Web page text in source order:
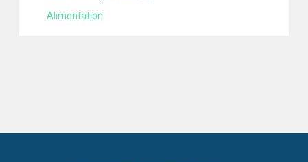
Alimentation